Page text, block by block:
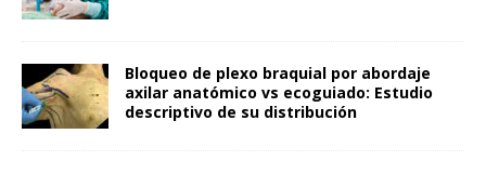
Bloqueo de plexo braquial por abordaje
axilar anatómico vs ecoguiado: Estudio
descriptivo de su distribución